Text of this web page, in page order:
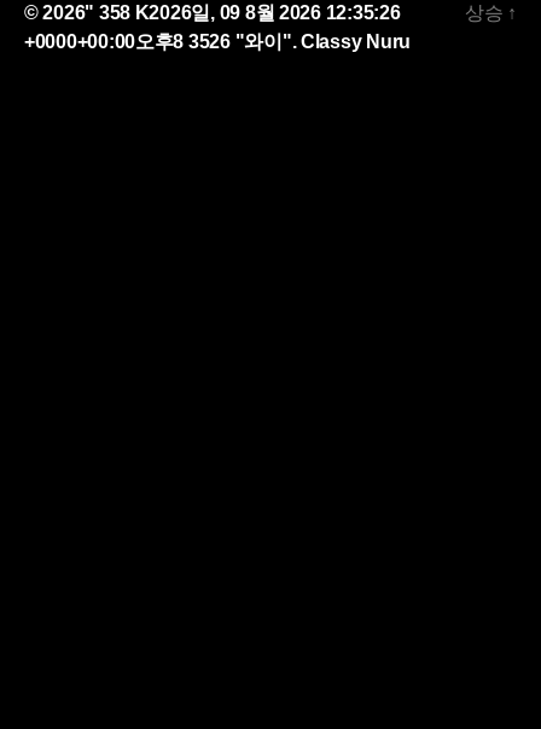
© 2026" 358 K2026일, 09 8월 2026 12:35:26
+0000+00:00오후8 3526 "와이".Classy Nuru
상승 ↑